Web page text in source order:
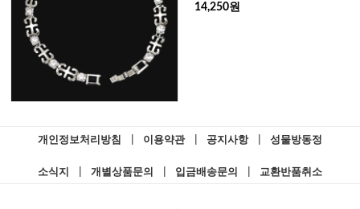
14,250원
개인정보처리방침 이용약관 공지사항 성물방동정
소식지 개별상품문의 입금배송문의 교환반품취소